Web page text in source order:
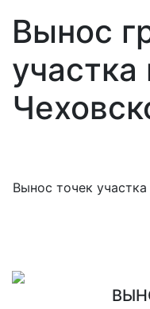
Вынос
Вынос точек участка